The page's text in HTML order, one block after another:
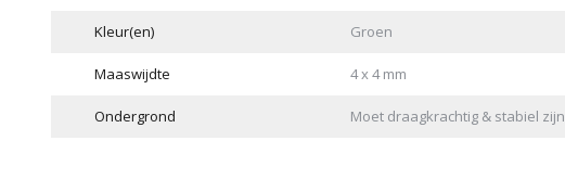
Kleur(en) Groen
Maaswijdte 4 x 4 mm
Ondergrond Moet draagkrachtig & stabiel zijn